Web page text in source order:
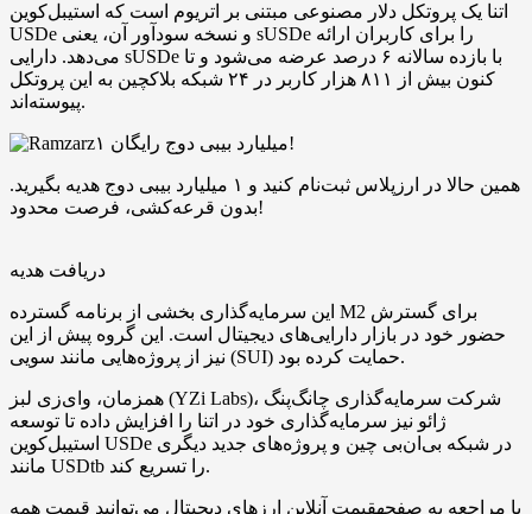
اتنا یک پروتکل دلار مصنوعی مبتنی بر اتریوم است که استیبل‌کوین
USDe و نسخه سودآور آن، یعنی sUSDe را برای کاربران ارائه
می‌دهد. دارایی sUSDe با بازده سالانه ۶ درصد عرضه می‌شود و تا
کنون بیش از ۸۱۱ هزار کاربر در ۲۴ شبکه بلاکچین به این پروتکل
پیوسته‌اند.
۱ میلیارد بیبی دوج رایگان!
همین حالا در ارزپلاس ثبت‌نام کنید و ۱ میلیارد بیبی دوج هدیه بگیرید.
بدون قرعه‌کشی، فرصت محدود!
دریافت هدیه
این سرمایه‌گذاری بخشی از برنامه گسترده M2 برای گسترش
حضور خود در بازار دارایی‌های دیجیتال است. این گروه پیش از این
نیز از پروژه‌‌هایی مانند سویی (SUI) حمایت کرده بود.
همزمان، وای‌زی لبز (YZi Labs)، شرکت سرمایه‌گذاری چانگ‌پنگ
ژائو نیز سرمایه‌گذاری خود در اتنا را افزایش داده تا توسعه
استیبل‌کوین USDe در شبکه بی‌ان‌بی چین و پروژه‌های جدید دیگری
مانند USDtb را تسریع کند.
با مراجعه به صفحهقیمت آنلاین ارزهای دیجیتال می‌توانید قیمت همه